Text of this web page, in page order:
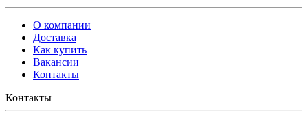
О компании
Доставка
Как купить
Вакансии
Контакты
Контакты